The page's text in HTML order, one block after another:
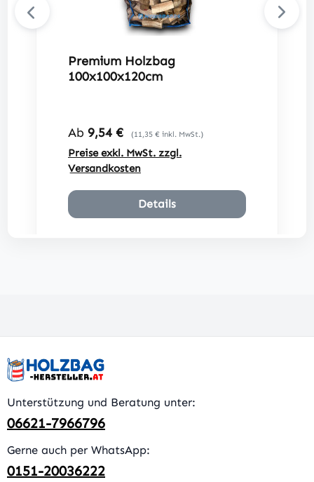
Premium Holzbag
100x100x120cm
Regulärer Preis:
Ab 9,54 € (11,35 € inkl. MwSt.)
Preise exkl. MwSt. zzgl.
Versandkosten
Details
Unterstützung und Beratung unter:
06621-7966796
Gerne auch per WhatsApp:
0151-20036222